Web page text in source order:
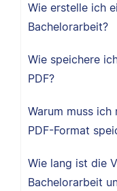
Wie erstelle ich
Bachelorarbeit?
Wie speichere
PDF?
Warum muss ich
PDF-Format
Wie lang ist die
Bachelorarbeit